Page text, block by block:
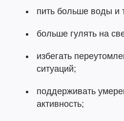
пить больше воды и
больше гулять на
избегать
ситуаций;
поддерживать
активность;